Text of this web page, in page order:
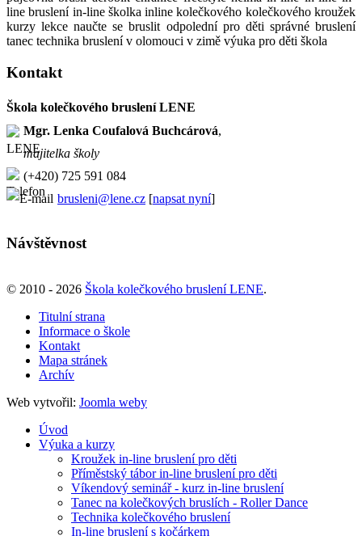
line bruslení in-line školka inline kolečkového kolečkového kroužek
kurzy lekce naučte se bruslit odpolední pro děti správné bruslení
tanec technika bruslení v olomouci v zimě výuka pro děti škola
Kontakt
Škola kolečkového bruslení LENE
Mgr. Lenka Coufalová Buchcárová,
majitelka školy
(+420) 725 591 084
brusleni@lene.cz [napsat nyní]
Návštěvnost
© 2010 - 2026 Škola kolečkového bruslení LENE.
Titulní strana
Informace o škole
Kontakt
Mapa stránek
Archív
Web vytvořil: Joomla weby
Úvod
Výuka a kurzy
Kroužek in-line bruslení pro děti
Příměstský tábor in-line bruslení pro děti
Víkendový seminář - kurz in-line bruslení
Tanec na kolečkových bruslích - Roller Dance
Technika kolečkového bruslení
In-line bruslení s kočárkem